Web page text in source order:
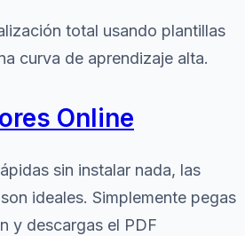
total usando plantillas
curva de aprendizaje alta.
Online
sin instalar nada, las
ideales. Simplemente pegas
y descargas el PDF